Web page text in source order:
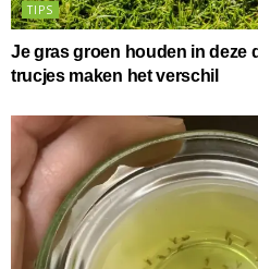
TIPS
Je gras groen houden in deze
trucjes maken het verschil